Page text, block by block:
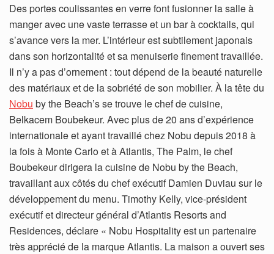
Des portes coulissantes en verre font fusionner la salle à
manger avec une vaste terrasse et un bar à cocktails, qui
s’avance vers la mer. L’intérieur est subtilement japonais
dans son horizontalité et sa menuiserie finement travaillée.
Il n’y a pas d’ornement : tout dépend de la beauté naturelle
des matériaux et de la sobriété de son mobilier. À la tête du
Nobu by the Beach’s se trouve le chef de cuisine,
Belkacem Boubekeur. Avec plus de 20 ans d’expérience
internationale et ayant travaillé chez Nobu depuis 2018 à
la fois à Monte Carlo et à Atlantis, The Palm, le chef
Boubekeur dirigera la cuisine de Nobu by the Beach,
travaillant aux côtés du chef exécutif Damien Duviau sur le
développement du menu. Timothy Kelly, vice-président
exécutif et directeur général d’Atlantis Resorts and
Residences, déclare « Nobu Hospitality est un partenaire
très apprécié de la marque Atlantis. La maison a ouvert ses